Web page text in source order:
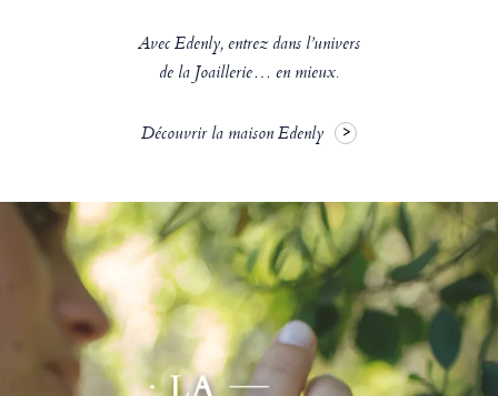
Avec Edenly, entrez dans l’univers
de la Joaillerie… en mieux.
Découvrir la maison Edenly